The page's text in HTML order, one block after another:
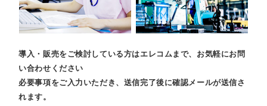
導入・販売をご検討している方はエレコムまで、お気軽にお問
い合わせください
必要事項をご入力いただき、送信完了後に確認メールが送信さ
れます。